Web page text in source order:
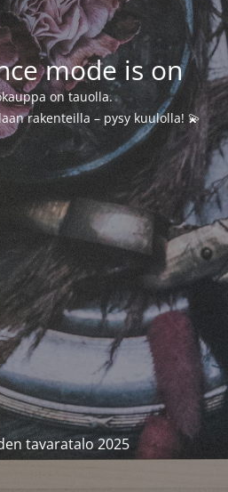
mode is on
on tauolla.
rakenteilla – pysy kuulolla! 💫
tavaratalo 2025